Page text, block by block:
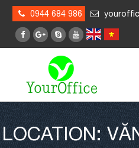
0944 684 986
LOCATION: